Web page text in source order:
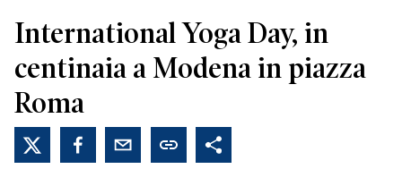
International Yoga Day, in
centinaia a Modena in piazza
Roma